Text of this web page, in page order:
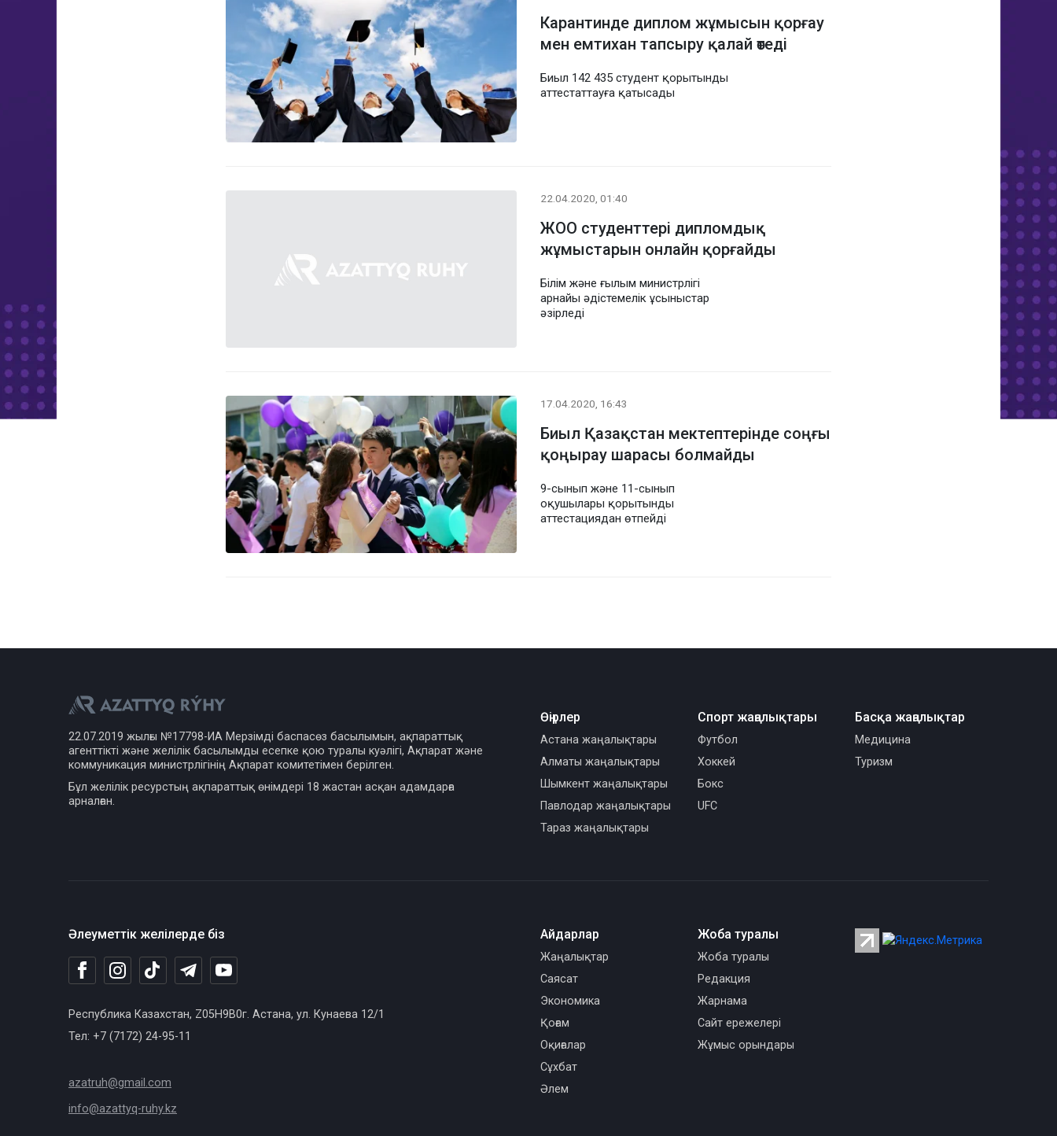
Карантинде диплом жұмысын қорғау
мен емтихан тапсыру қалай өтеді
Биыл 142 435 студент қорытынды
аттестаттауға қатысады
22.04.2020, 01:40
ЖОО студенттері дипломдық
жұмыстарын онлайн қорғайды
Білім және ғылым министрлігі
арнайы әдістемелік ұсыныстар
әзірледі
17.04.2020, 16:43
Биыл Қазақстан мектептерінде соңғы
қоңырау шарасы болмайды
9-сынып және 11-сынып
оқушылары қорытынды
аттестациядан өтпейді
22.07.2019 жылғы №17798-ИА Мерзімді баспасөз басылымын, ақпараттық
агенттікті және желілік басылымды есепке қою туралы куәлігі, Ақпарат және
коммуникация министрлігінің Ақпарат комитетімен берілген.
Бұл желілік ресурстың ақпараттық өнімдері 18 жастан асқан адамдарға
арналған.
Өңірлер
Астана жаңалықтары
Алматы жаңалықтары
Шымкент жаңалықтары
Павлодар жаңалықтары
Тараз жаңалықтары
Спорт жаңалықтары
Футбол
Хоккей
Бокс
UFC
Басқа жаңалықтар
Медицина
Туризм
Әлеуметтік желілерде біз
Республика Казахстан, Z05H9B0г. Астана, ул. Кунаева 12/1
Тел: +7 (7172) 24-95-11
azatruh@gmail.com
info@azattyq-ruhy.kz
Айдарлар
Жаңалықтар
Саясат
Экономика
Қоғам
Оқиғалар
Сұхбат
Әлем
Жоба туралы
Жоба туралы
Редакция
Жарнама
Сайт ережелері
Жұмыс орындары